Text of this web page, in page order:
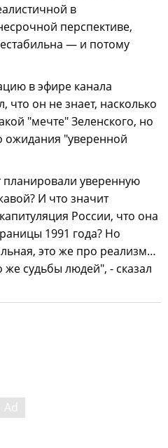
в
перспективе,
— и потому
в эфире канала
что он не знает, насколько
"мечте" Зеленского, но
ожидания "уверенной
планировали уверенную
И что значит
России, что она
1991 года? Но
это же про реализм…
судьбы людей", - сказал